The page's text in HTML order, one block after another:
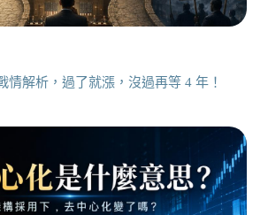
情解析，過了就漲，沒過再等 4 年！